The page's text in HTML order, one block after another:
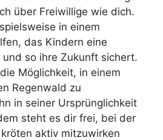
über Freiwillige wie dich.
in einem
das Kindern eine
so ihre Zukunft sichert.
Möglichkeit, in einem
Regenwald zu
in seiner Ursprünglichkeit
steht es dir frei, bei der
aktiv mitzuwirken